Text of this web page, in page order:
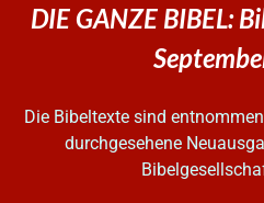
DIE GANZE BIBEL:
Die Bibeltexte sind
durchgesehene